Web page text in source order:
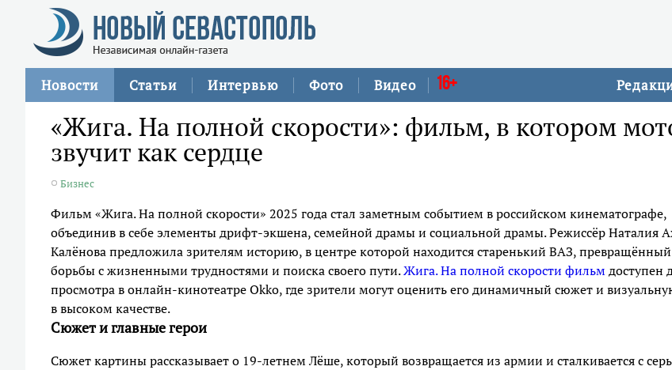
Новости Статьи Интервью Фото Видео 16+
«Жига. На полной скорости»: фильм, в котором
звучит как сердце
Бизнес
Фильм «Жига. На полной скорости» 2025 года стал заметным событием в российском кинематографе,
объединив в себе элементы дрифт-экшена, семейной драмы и социальной драмы. Режиссёр Наталия
Калёнова предложила зрителям историю, в центре которой находится старенький ВАЗ,
борьбы с жизненными трудностями и поиска своего пути.Жига. На полной скорости фильмдоступен
просмотра в онлайн-кинотеатре Okko, где зрители могут оценить его динамичный сюжет и
в высоком качестве.
Сюжет и главные герои
Сюжет картины рассказывает о 19-летнем Лёше, который возвращается из армии и сталкивается с